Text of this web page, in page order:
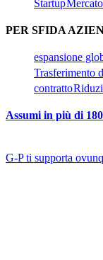
Startup​​
PER SFIDA
espansione
Trasferimento
contratto​​
Assumi in più di
G-P ti supporta